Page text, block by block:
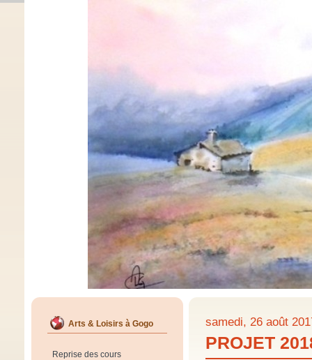
Arts & Loisirs à Gogo
Reprise des cours
samedi, 26 août
PROJET